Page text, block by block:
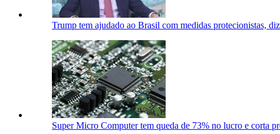
Trump tem ajudado ao Brasil com medidas protecionistas,
Super Micro Computer tem queda de 73% no lucro e corta